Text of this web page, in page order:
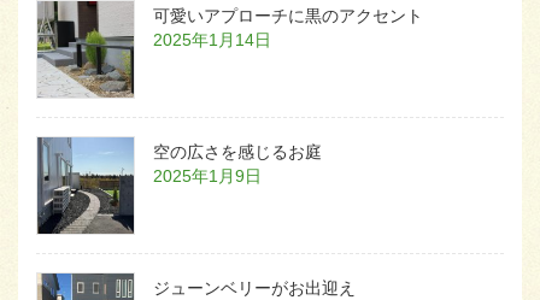
可愛いアプローチに黒のアクセント
2025年1月14日
空の広さを感じるお庭
2025年1月9日
ジューンベリーがお出迎え